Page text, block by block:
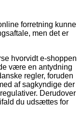
forretning kunne
men det er
hvorvidt e-shoppen
være en antydning
regler, foruden
af sagkyndige der
Derudover
du udsættes for